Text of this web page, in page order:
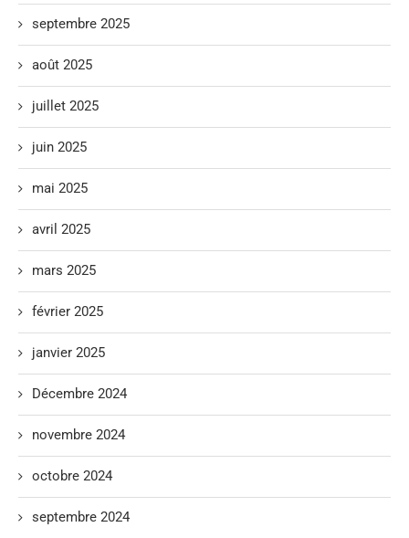
septembre 2025
août 2025
juillet 2025
juin 2025
mai 2025
avril 2025
mars 2025
février 2025
janvier 2025
Décembre 2024
novembre 2024
octobre 2024
septembre 2024